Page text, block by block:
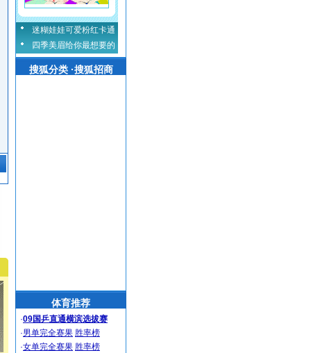
迷糊娃娃可爱粉红卡通
四季美眉给你最想要的
搜狐分类 ·搜狐招商
体育推荐
·09国乒直通横滨选拔赛
·男单完全赛果 胜率榜
·女单完全赛果 胜率榜